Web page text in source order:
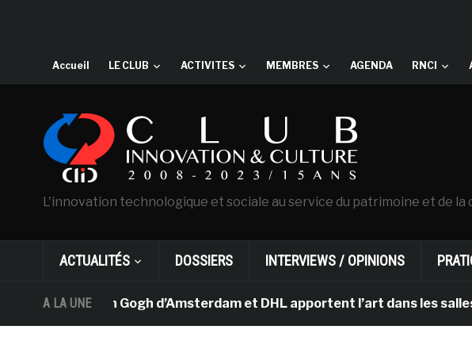
Accueil LE CLUB ACTIVITES MEMBRES AGENDA RNCI
L'innovation technologique et sociale au service du patrimoine et de la
ACTUALITÉS DOSSIERS INTERVIEWS / OPINIONS
A LA UNE
musée Van Gogh d’Amsterdam et DHL apportent l’art dans les salles de